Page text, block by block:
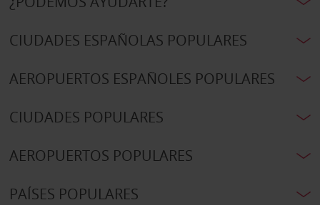
CIUDADES ESPAÑOLAS POPULARES
AEROPUERTOS ESPAÑOLES POPULARES
CIUDADES POPULARES
AEROPUERTOS POPULARES
PAÍSES POPULARES